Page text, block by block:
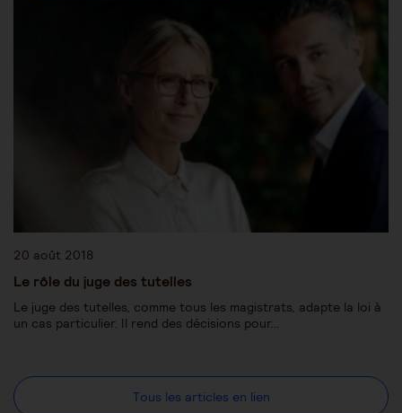
20 août 2018
Le rôle du juge des tutelles
Le juge des tutelles, comme tous les magistrats, adapte la loi à
un cas particulier. Il rend des décisions pour…
Tous les articles en lien